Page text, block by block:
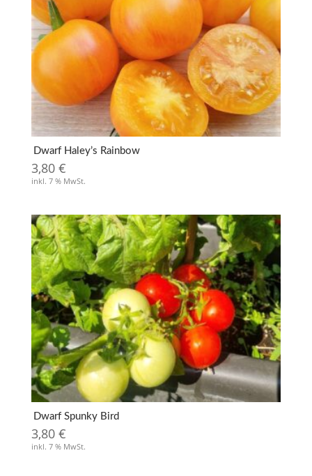
Dwarf Haley’s Rainbow
3,80 €
inkl. 7 % MwSt.
Dwarf Spunky Bird
3,80 €
inkl. 7 % MwSt.